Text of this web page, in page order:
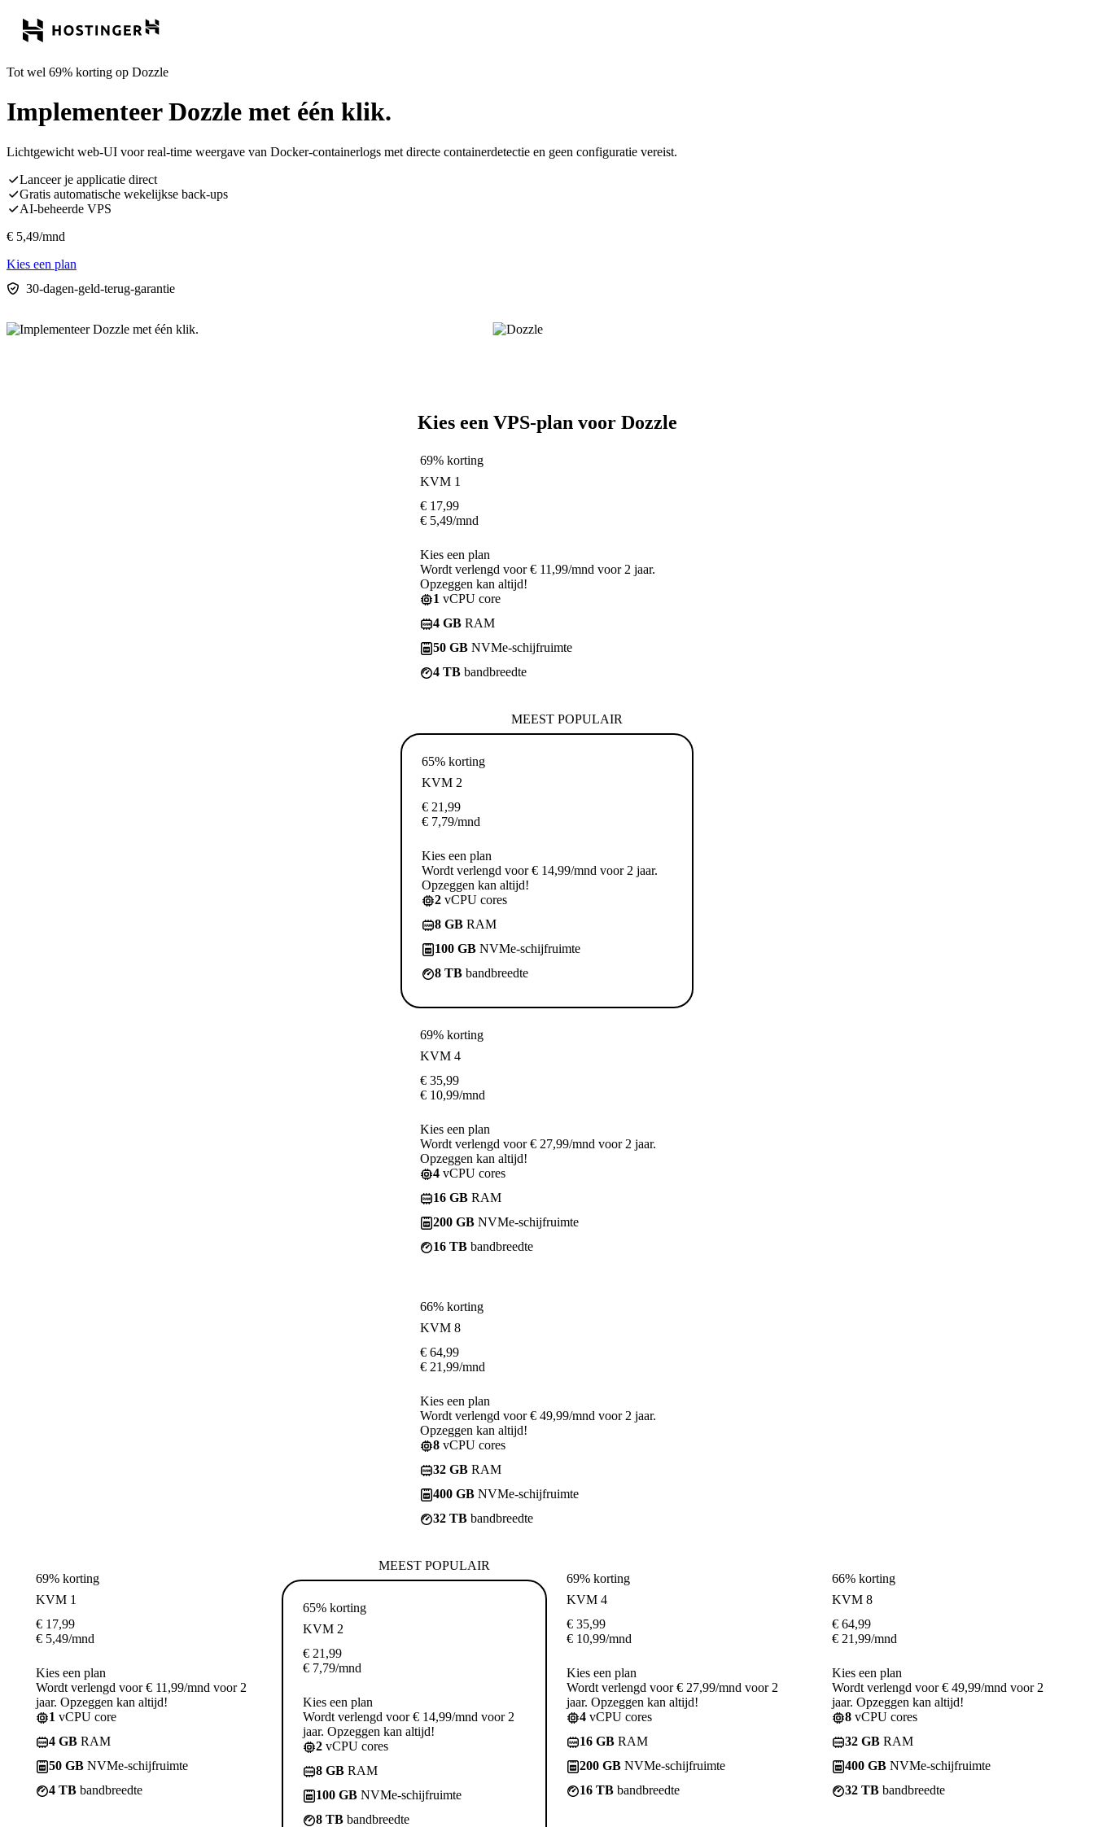
Tot wel 69% korting op Dozzle
Implementeer Dozzle met één klik.
Lichtgewicht web-UI voor real-time weergave van Docker-containerlogs met directe containerdetectie en geen configuratie vereist.
Lanceer je applicatie direct
Gratis automatische wekelijkse back-ups
AI-beheerde VPS
€ 5,49/mnd
Kies een plan
30-dagen-geld-terug-garantie
Kies een VPS-plan voor Dozzle
69% korting
KVM 1
€ 17,99
€ 5,49/mnd
Kies een plan
Wordt verlengd voor € 11,99/mnd voor 2 jaar.
Opzeggen kan altijd!
1 vCPU core
4 GB RAM
50 GB NVMe-schijfruimte
4 TB bandbreedte
MEEST POPULAIR
65% korting
KVM 2
€ 21,99
€ 7,79/mnd
Kies een plan
Wordt verlengd voor € 14,99/mnd voor 2 jaar.
Opzeggen kan altijd!
2 vCPU cores
8 GB RAM
100 GB NVMe-schijfruimte
8 TB bandbreedte
69% korting
KVM 4
€ 35,99
€ 10,99/mnd
Kies een plan
Wordt verlengd voor € 27,99/mnd voor 2 jaar.
Opzeggen kan altijd!
4 vCPU cores
16 GB RAM
200 GB NVMe-schijfruimte
16 TB bandbreedte
66% korting
KVM 8
€ 64,99
€ 21,99/mnd
Kies een plan
Wordt verlengd voor € 49,99/mnd voor 2 jaar.
Opzeggen kan altijd!
8 vCPU cores
32 GB RAM
400 GB NVMe-schijfruimte
32 TB bandbreedte
69% korting
KVM 1
€ 17,99
€ 5,49/mnd
Kies een plan
Wordt verlengd voor € 11,99/mnd voor 2
jaar. Opzeggen kan altijd!
1 vCPU core
4 GB RAM
50 GB NVMe-schijfruimte
4 TB bandbreedte
MEEST POPULAIR
65% korting
KVM 2
€ 21,99
€ 7,79/mnd
Kies een plan
Wordt verlengd voor € 14,99/mnd voor 2
jaar. Opzeggen kan altijd!
2 vCPU cores
8 GB RAM
100 GB NVMe-schijfruimte
8 TB bandbreedte
69% korting
KVM 4
€ 35,99
€ 10,99/mnd
Kies een plan
Wordt verlengd voor € 27,99/mnd voor 2
jaar. Opzeggen kan altijd!
4 vCPU cores
16 GB RAM
200 GB NVMe-schijfruimte
16 TB bandbreedte
66% korting
KVM 8
€ 64,99
€ 21,99/mnd
Kies een plan
Wordt verlengd voor € 49,99/mnd voor 2
jaar. Opzeggen kan altijd!
8 vCPU cores
32 GB RAM
400 GB NVMe-schijfruimte
32 TB bandbreedte